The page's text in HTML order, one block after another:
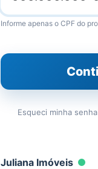
Informe apenas o CPF do
Esqueci minha
Juliana Imóveis